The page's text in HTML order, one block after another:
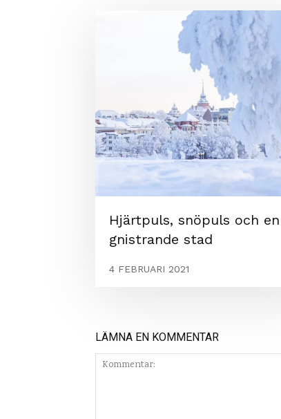
Hjärtpuls, snöpuls och en
gnistrande stad
4 FEBRUARI 2021
LÄMNA EN KOMMENTAR